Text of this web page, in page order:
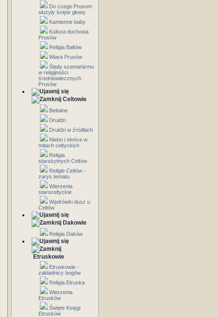
Do czego Prusom
służyły ścięte głowy
Kamienne baby
Kultura duchowa
Prusów
Religia Bałtów
Wiara Prusów
Ślady szamanizmu
w religijności
średniowiecznych
Prusów
Celtowie
Beltaine
Druidzi
Druidzi w źródłach
Niebo i słońce w
mitach celtyckich
Religia
starożytnych Celtów
Religie Celtów -
zarys tematu
Wierzenia
staroceltyckie
Wędrówki dusz u
Celtów
Dakowie
Religia Daków
Etruskowie
Etruskowie -
zakładnicy bogów
Religia Etruska
Wierzenia
Etrusków
Święte Księgi
Etrusków